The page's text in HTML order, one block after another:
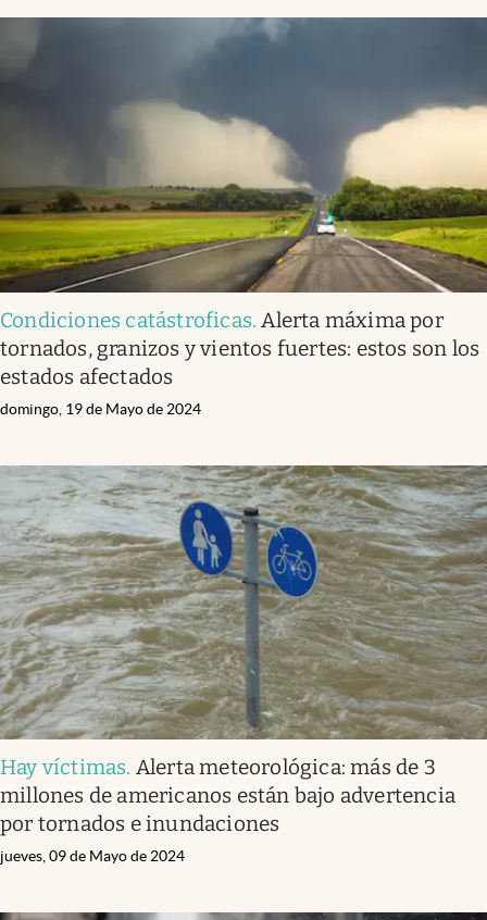
Condiciones catástroficas.Alerta máxima por
tornados, granizos y vientos fuertes: estos son los
estados afectados
domingo, 19 de Mayo de 2024
Hay víctimas. Alerta meteorológica: más de 3
millones de americanos están bajo advertencia
por tornados e inundaciones
jueves, 09 de Mayo de 2024